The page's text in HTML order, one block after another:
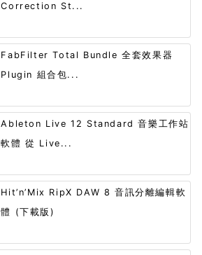
Correction St...
FabFilter Total Bundle 全套效果器
Plugin 組合包...
Ableton Live 12 Standard 音樂工作站
軟體 從 Live...
Hit’n’Mix RipX DAW 8 音訊分離編輯軟
體 (下載版)